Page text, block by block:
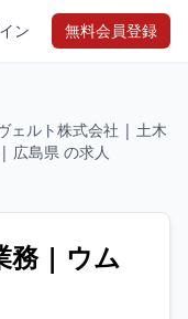
ン 無料会員登録
ェルト株式会社 | 土木
広島県 の求人
務 | ウム